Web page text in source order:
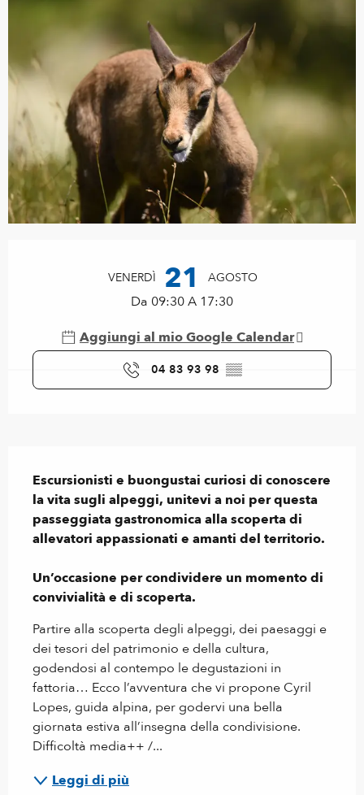
VENERDÌ 21 AGOSTO
Da 09:30 A 17:30
Aggiungi al mio Google Calendar
04 83 93 98 ▒▒
Escursionisti e buongustai curiosi di conoscere
la vita sugli alpeggi, unitevi a noi per questa
passeggiata gastronomica alla scoperta di
allevatori appassionati e amanti del territorio.
Un’occasione per condividere un momento di
convivialità e di scoperta.
Partire alla scoperta degli alpeggi, dei paesaggi e
dei tesori del patrimonio e della cultura,
godendosi al contempo le degustazioni in
fattoria… Ecco l’avventura che vi propone Cyril
Lopes, guida alpina, per godervi una bella
giornata estiva all’insegna della condivisione.
Difficoltà media++ /...
Leggi di più